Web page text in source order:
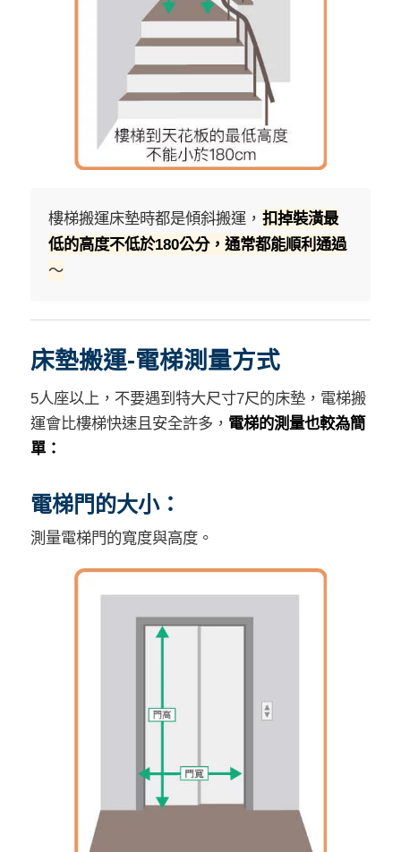
樓梯搬運床墊時都是傾斜搬運， 扣掉裝潢最
低的高度不低於180公分，通常都能順利通過
～
床墊搬運-電梯測量方式
5人座以上，不要遇到特大尺寸7尺的床墊，電梯搬
運會比樓梯快速且安全許多， 電梯的測量也較為簡
單：
電梯門的大小：
測量電梯門的寬度與高度。